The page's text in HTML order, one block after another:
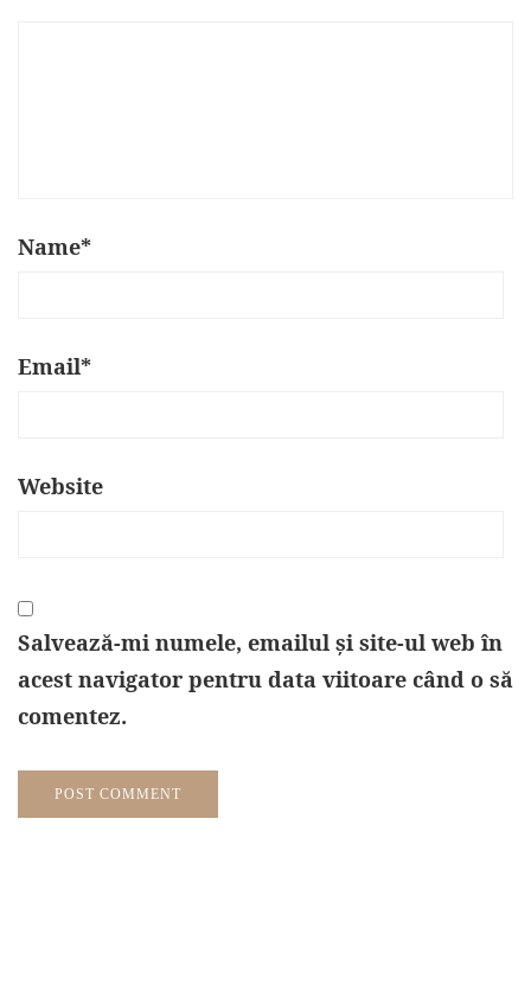
Name*
Email*
Website
Salvează-mi numele, emailul și site-ul web în
acest navigator pentru data viitoare când o să
comentez.